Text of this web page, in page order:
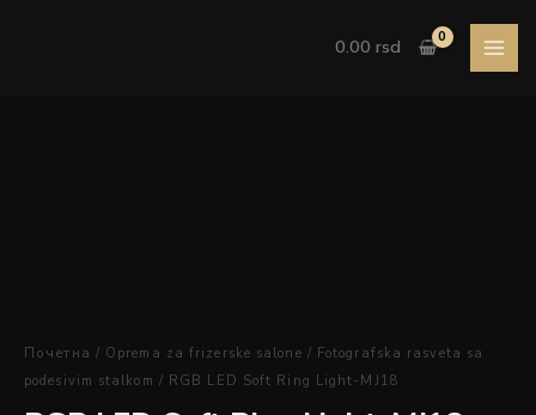
0.00 rsd
Почетна / Oprema za frizerske salone / Fotografska rasveta sa
podesivim stalkom / RGB LED Soft Ring Light-MJ18
količina